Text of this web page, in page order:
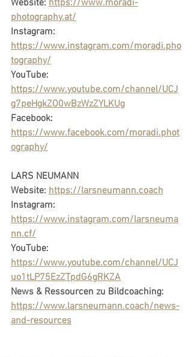
Website: https://www.moradi-
photography.at/
Instagram:
https://www.instagram.com/moradi.pho
tography/
YouTube:
https://www.youtube.com/channel/UCJ
g7peHgkZO0wBzWzZYLKUg
Facebook:
https://www.facebook.com/moradi.phot
ography/
LARS NEUMANN
Website: https://larsneumann.coach
Instagram:
https://www.instagram.com/larsneuma
nn.cf/
YouTube:
https://www.youtube.com/channel/UCJ
uo1tLP75EzZTpdG6gRKZA
News & Ressourcen zu Bildcoaching:
https://www.larsneumann.coach/news-
and-resources